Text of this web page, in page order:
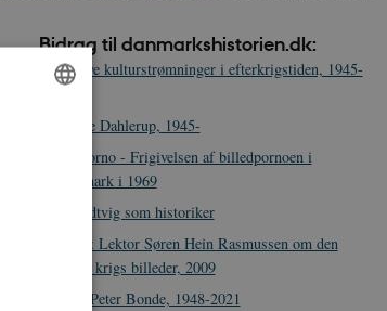
Bidrag til danmarkshistorien.dk:
De nye kulturstrømninger i efterkrigstiden, 1945-
Drude Dahlerup, 1945-
Fri porno - Frigivelsen af billedpornoen i
Danmark i 1969
Grundtvig som historiker
HØR: Lektor Søren Hein Rasmussen om den
kolde krigs billeder, 2009
Jens-Peter Bonde, 1948-2021